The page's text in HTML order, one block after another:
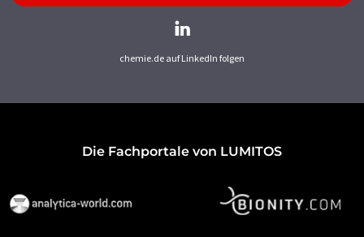
chemie.de auf LinkedIn folgen
Die Fachportale von LUMITOS